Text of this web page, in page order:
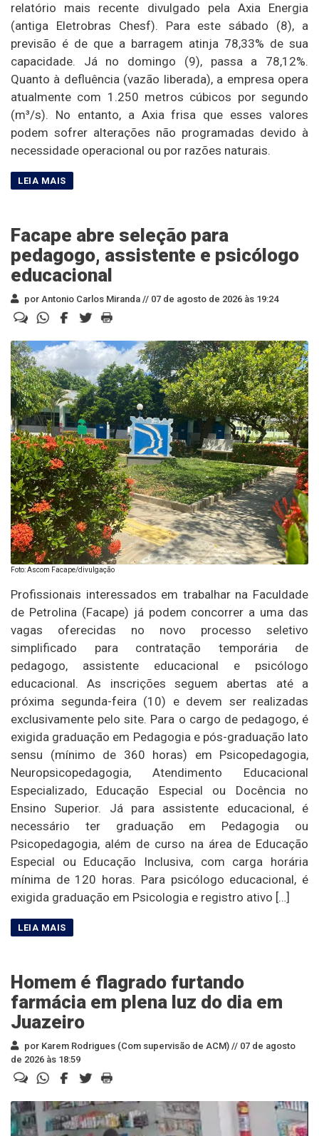
relatório mais recente divulgado pela Axia Energia
(antiga Eletrobras Chesf). Para este sábado (8), a
previsão é de que a barragem atinja 78,33% de sua
capacidade. Já no domingo (9), passa a 78,12%.
Quanto à defluência (vazão liberada), a empresa opera
atualmente com 1.250 metros cúbicos por segundo
(m³/s). No entanto, a Axia frisa que esses valores
podem sofrer alterações não programadas devido à
necessidade operacional ou por razões naturais.
Facape abre seleção para
pedagogo, assistente e psicólogo
educacional
por Antonio Carlos Miranda // 07 de agosto de 2026 às 19:24
Foto: Ascom Facape/divulgação
Profissionais interessados em trabalhar na Faculdade
de Petrolina (Facape) já podem concorrer a uma das
vagas oferecidas no novo processo seletivo
simplificado para contratação temporária de
pedagogo, assistente educacional e psicólogo
educacional. As inscrições seguem abertas até a
próxima segunda-feira (10) e devem ser realizadas
exclusivamente pelo site. Para o cargo de pedagogo, é
exigida graduação em Pedagogia e pós-graduação lato
sensu (mínimo de 360 horas) em Psicopedagogia,
Neuropsicopedagogia, Atendimento Educacional
Especializado, Educação Especial ou Docência no
Ensino Superior. Já para assistente educacional, é
necessário ter graduação em Pedagogia ou
Psicopedagogia, além de curso na área de Educação
Especial ou Educação Inclusiva, com carga horária
mínima de 120 horas. Para psicólogo educacional, é
exigida graduação em Psicologia e registro ativo […]
Homem é flagrado furtando
farmácia em plena luz do dia em
Juazeiro
por Karem Rodrigues (Com supervisão de ACM) // 07 de agosto
de 2026 às 18:59